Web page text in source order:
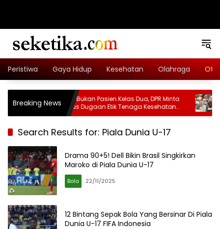
Peristiwa Gaya Hidup Kesehatan Olahraga
Breaking News
BPJS Bukan Pasien Kelas Dua, DPR Minta
Kasus Dugaan Etik Tenaga Kesehatan
Diusut Tuntas
Kasus
Ingatkan
UU PDP
Search Results for: Piala Dunia U-17
Drama 90+5! Dell Bikin Brasil Singkirkan
Maroko di Piala Dunia U-17
Bola 22/11/2025
12 Bintang Sepak Bola Yang Bersinar Di Piala
Dunia U-17 FIFA Indonesia